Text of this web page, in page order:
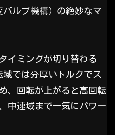
バルブ機構）の絶妙なマ
イミングが切り替わる
域では分厚いトルクでス
、回転が上がると高回転
中速域まで一気にパワー